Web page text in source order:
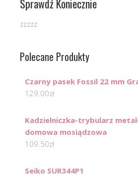
Sprawdź Koniecznie
zzzzz
Polecane Produkty
Czarny pasek Fossil 22 mm
129.00zł
Kadzielniczka-trybularz
domowa mosiądzowa
109.50zł
Seiko SUR344P1